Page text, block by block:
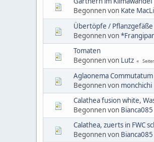
Begonnen von Kate
Übertöpfe /
Begonnen von
Tomaten
Begonnen von Lutz
Aglaonema Commutatum
Begonnen von monchichi
Calathea fusion white,
Begonnen von Bianca085
Calathea, zuerts in FWC
Begonnen von Bianca085